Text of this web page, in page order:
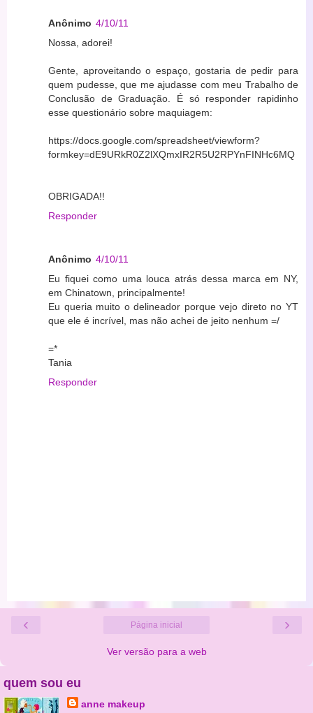
Anônimo 4/10/11
Nossa, adorei!
Gente, aproveitando o espaço, gostaria de pedir para
quem pudesse, que me ajudasse com meu Trabalho de
Conclusão de Graduação. É só responder rapidinho
esse questionário sobre maquiagem:
https://docs.google.com/spreadsheet/viewform?
formkey=dE9URkR0Z2lXQmxIR2R5U2RPYnFINHc6MQ
OBRIGADA!!
Responder
Anônimo 4/10/11
Eu fiquei como uma louca atrás dessa marca em NY,
em Chinatown, principalmente!
Eu queria muito o delineador porque vejo direto no YT
que ele é incrível, mas não achei de jeito nenhum =/
=*
Tania
Responder
‹ ›
Página inicial
Ver versão para a web
quem sou eu
anne makeup